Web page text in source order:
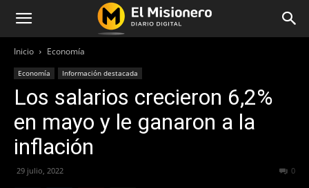
Inicio Economía
Economía Información destacada
Los salarios crecieron 6,2%
en mayo y le ganaron a la
inflación
29 julio, 2022 0